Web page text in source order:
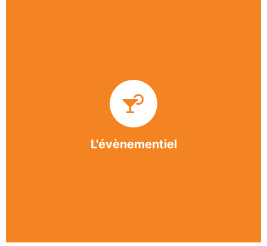
L'évènementiel
BASE apporte des solutions innovantes et
originales dans l’organisation des manifestations,
festivals, conventions, colloques et assemblées